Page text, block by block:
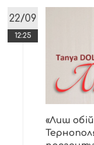
22/09
12:25
«Лиш